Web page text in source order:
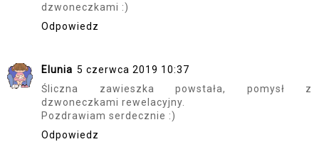
dzwoneczkami :)
Odpowiedz
Elunia 5 czerwca 2019 10:37
Śliczna zawieszka powstała, pomysł z
dzwoneczkami rewelacyjny.
Pozdrawiam serdecznie :)
Odpowiedz